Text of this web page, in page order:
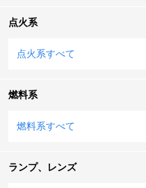
点火系
点火系すべて
燃料系
燃料系すべて
ランプ、レンズ